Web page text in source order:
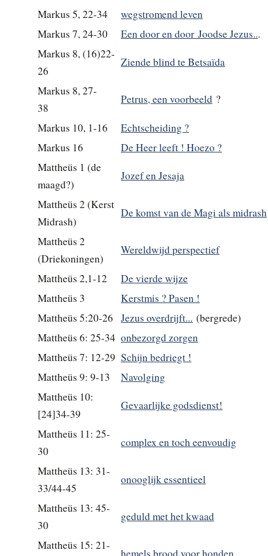
Markus 5, 22-34
wegstromend leven
Markus 7, 24-30
Een door en door Joodse Jezus...
Markus 8, (16)22-
26
Ziende blind te Betsaïda
Markus 8, 27-
38
Petrus, een voorbeeld ?
Markus 10, 1-16
Echtscheiding ?
Markus 16
De Heer leeft ! Hoezo ?
Mattheüs 1 (de
maagd?)
Jozef en Jesaja
Mattheüs 2 (Kerst
Midrash)
De komst van de Magi als midrash
Mattheüs 2
(Driekoningen)
Wereldwijd perspectief
Mattheüs 2,1-12
De vierde wijze
Mattheüs 3
Kerstmis ? Pasen !
Mattheüs 5:20-26
Jezus overdrijft... (bergrede)
Mattheüs 6: 25-34 onbezorgd zorgen
Mattheüs 7: 12-29 Schijn bedriegt !
Mattheüs 9: 9-13
Navolging
Mattheüs 10:
[24]34-39
Gevaarlijke godsdienst!
Mattheüs 11: 25-
30
complex en toch eenvoudig
Mattheüs 13: 31-
33/44-45
onooglijk essentieel
Mattheüs 13: 45-
30
geduld met het kwaad
Mattheüs 15: 21-
hemels brood voor honden